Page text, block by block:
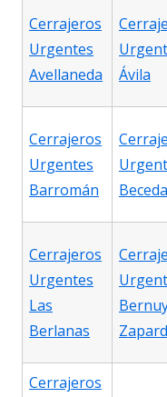
Cerrajeros
Urgentes
Avellaneda
Ávila
Cerrajeros
Urgentes
Barromán
Cerrajeros
Urgentes
Las
Berlanas
Cerrajeros